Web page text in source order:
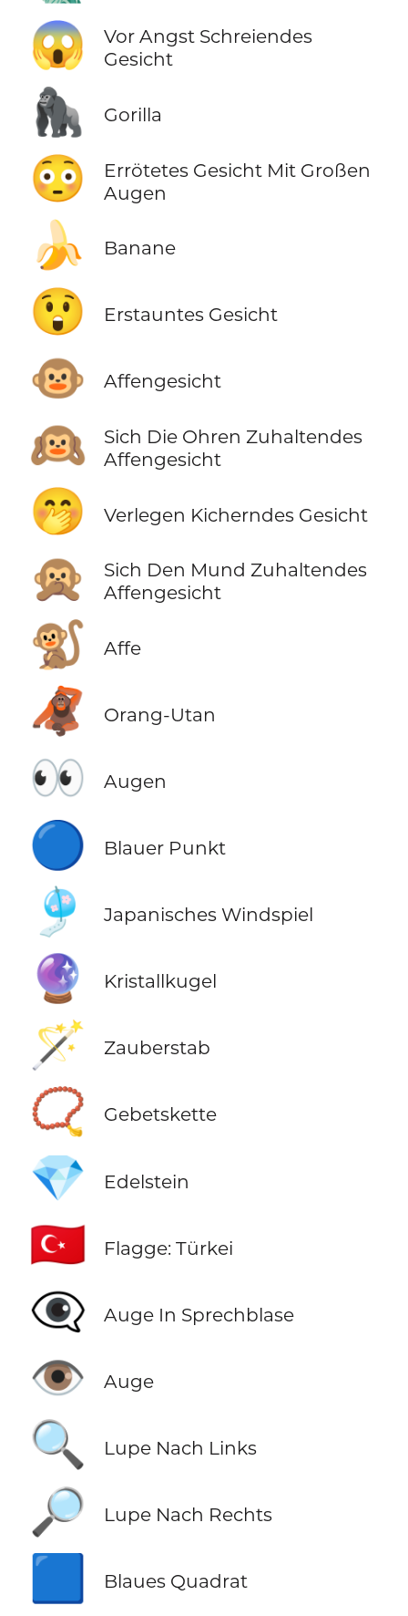
😱
Vor Angst Schreiendes
Gesicht
🦍 Gorilla
😳
Errötetes Gesicht Mit Großen
Augen
🍌 Banane
😲 Erstauntes Gesicht
🐵 Affengesicht
🙉
Sich Die Ohren Zuhaltendes
Affengesicht
🤭 Verlegen Kicherndes Gesicht
🙊
Sich Den Mund Zuhaltendes
Affengesicht
🐒 Affe
🦧 Orang-Utan
👀 Augen
🔵 Blauer Punkt
🎐 Japanisches Windspiel
🔮 Kristallkugel
🪄 Zauberstab
📿 Gebetskette
💎 Edelstein
🇹🇷 Flagge: Türkei
👁️‍🗨️ Auge In Sprechblase
👁️ Auge
🔍 Lupe Nach Links
🔎 Lupe Nach Rechts
🟦 Blaues Quadrat